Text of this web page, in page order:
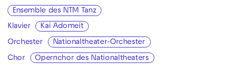
Ensemble des NTM Tanz
Klavier Kai Adomeit
Orchester Nationaltheater-Orchester
Chor Opernchor des Nationaltheaters